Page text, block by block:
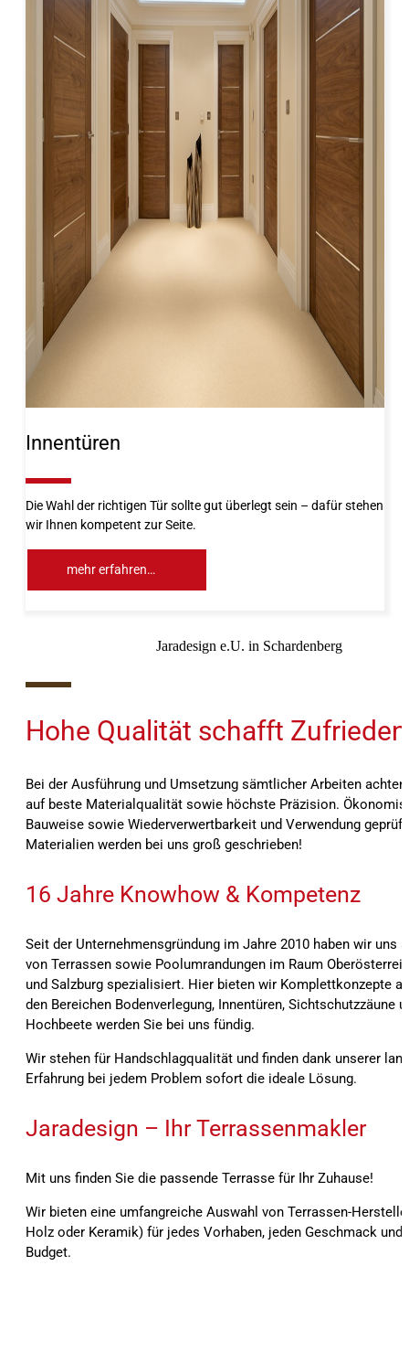
Innentüren
Die Wahl der richtigen Tür sollte gut überlegt sein – dafür stehen
wir Ihnen kompetent zur Seite.
mehr erfahren…
Jaradesign e.U. in Schardenberg
Hohe Qualität schafft
Bei der Ausführung und Umsetzung sämtlicher Arbeiten
auf beste Materialqualität sowie höchste Präzision.
Bauweise sowie Wiederverwertbarkeit und Verwendung
Materialien werden bei uns groß geschrieben!
16 Jahre Knowhow & Kompetenz
Seit der Unternehmensgründung im Jahre 2010 haben wir uns
von Terrassen sowie Poolumrandungen im Raum
und Salzburg spezialisiert. Hier bieten wir Komplettkonzepte
den Bereichen Bodenverlegung, Innentüren, Sichtschutzzäune
Hochbeete werden Sie bei uns fündig.
Wir stehen für Handschlagqualität und finden dank unserer
Erfahrung bei jedem Problem sofort die ideale Lösung.
Jaradesign – Ihr Terrassenmakler
Mit uns finden Sie die passende Terrasse für Ihr Zuhause!
Wir bieten eine umfangreiche Auswahl von Terrassen-
Holz oder Keramik) für jedes Vorhaben, jeden Geschmack und
Budget.